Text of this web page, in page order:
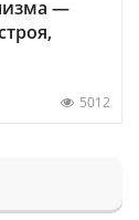
—
5012